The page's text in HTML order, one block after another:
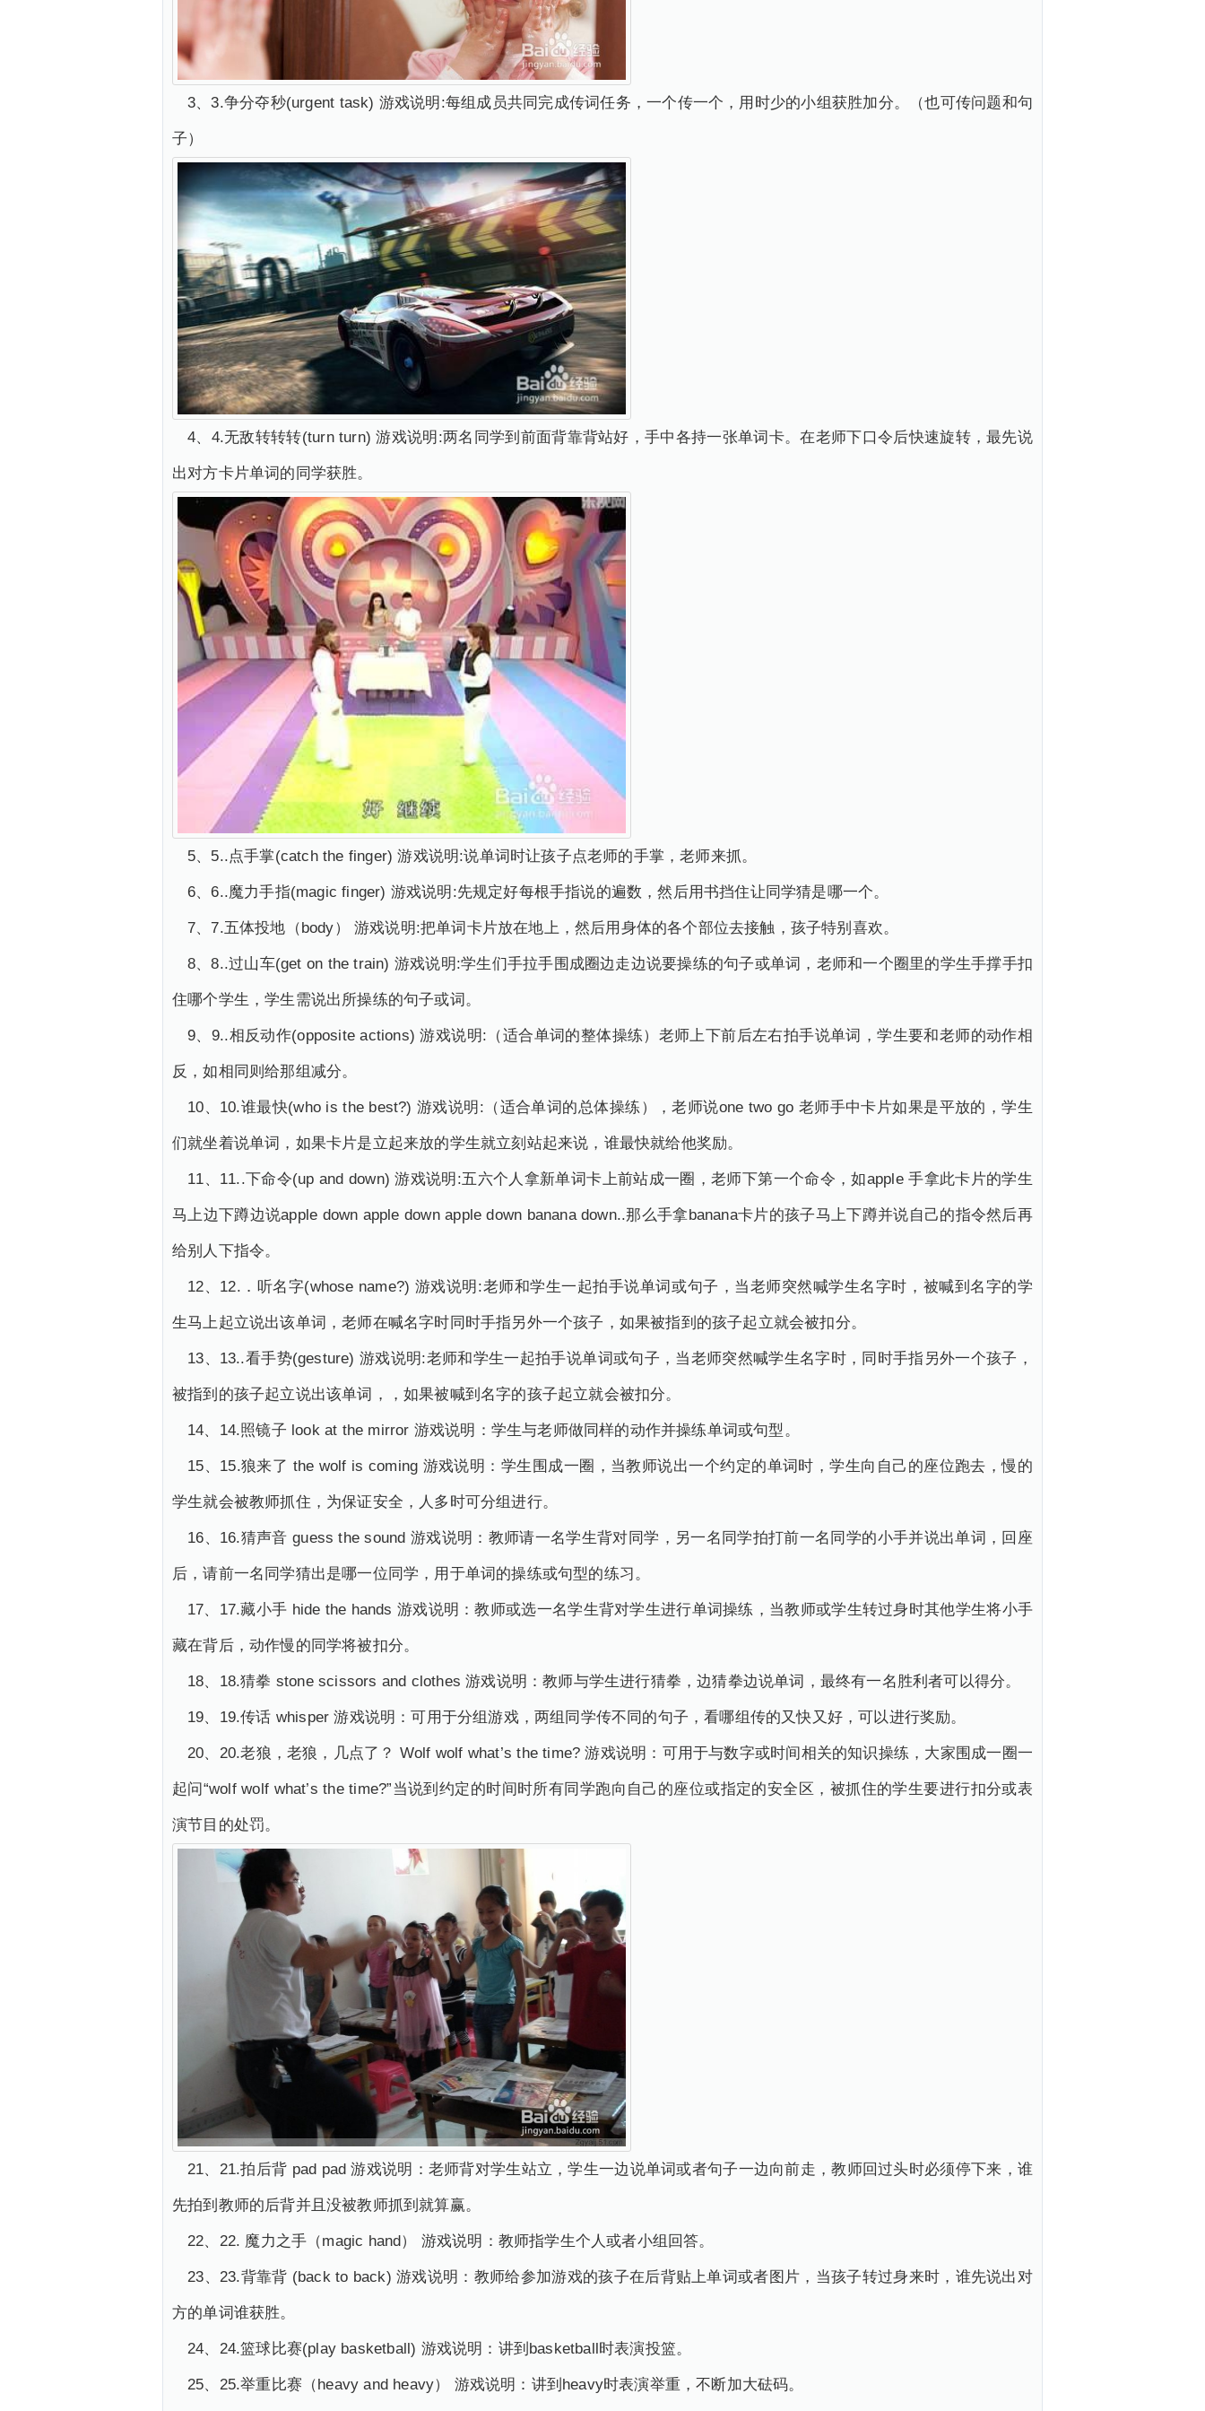
3、3.争分夺秒(urgent task) 游戏说明:每组成员共同完成传词任务，一个传一个，用时少的小组获胜加分。（也可传问题和句
子）
4、4.无敌转转转(turn turn) 游戏说明:两名同学到前面背靠背站好，手中各持一张单词卡。在老师下口令后快速旋转，最先说
出对方卡片单词的同学获胜。
5、5..点手掌(catch the finger) 游戏说明:说单词时让孩子点老师的手掌，老师来抓。
6、6..魔力手指(magic finger) 游戏说明:先规定好每根手指说的遍数，然后用书挡住让同学猜是哪一个。
7、7.五体投地（body） 游戏说明:把单词卡片放在地上，然后用身体的各个部位去接触，孩子特别喜欢。
8、8..过山车(get on the train) 游戏说明:学生们手拉手围成圈边走边说要操练的句子或单词，老师和一个圈里的学生手撑手扣
住哪个学生，学生需说出所操练的句子或词。
9、9..相反动作(opposite actions) 游戏说明:（适合单词的整体操练）老师上下前后左右拍手说单词，学生要和老师的动作相
反，如相同则给那组减分。
10、10.谁最快(who is the best?) 游戏说明:（适合单词的总体操练），老师说one two go 老师手中卡片如果是平放的，学生
们就坐着说单词，如果卡片是立起来放的学生就立刻站起来说，谁最快就给他奖励。
11、11..下命令(up and down) 游戏说明:五六个人拿新单词卡上前站成一圈，老师下第一个命令，如apple 手拿此卡片的学生
马上边下蹲边说apple down apple down apple down banana down..那么手拿banana卡片的孩子马上下蹲并说自己的指令然后再
给别人下指令。
12、12.．听名字(whose name?) 游戏说明:老师和学生一起拍手说单词或句子，当老师突然喊学生名字时，被喊到名字的学
生马上起立说出该单词，老师在喊名字时同时手指另外一个孩子，如果被指到的孩子起立就会被扣分。
13、13..看手势(gesture) 游戏说明:老师和学生一起拍手说单词或句子，当老师突然喊学生名字时，同时手指另外一个孩子，
被指到的孩子起立说出该单词，，如果被喊到名字的孩子起立就会被扣分。
14、14.照镜子 look at the mirror 游戏说明：学生与老师做同样的动作并操练单词或句型。
15、15.狼来了 the wolf is coming 游戏说明：学生围成一圈，当教师说出一个约定的单词时，学生向自己的座位跑去，慢的
学生就会被教师抓住，为保证安全，人多时可分组进行。
16、16.猜声音 guess the sound 游戏说明：教师请一名学生背对同学，另一名同学拍打前一名同学的小手并说出单词，回座
后，请前一名同学猜出是哪一位同学，用于单词的操练或句型的练习。
17、17.藏小手 hide the hands 游戏说明：教师或选一名学生背对学生进行单词操练，当教师或学生转过身时其他学生将小手
藏在背后，动作慢的同学将被扣分。
18、18.猜拳 stone scissors and clothes 游戏说明：教师与学生进行猜拳，边猜拳边说单词，最终有一名胜利者可以得分。
19、19.传话 whisper 游戏说明：可用于分组游戏，两组同学传不同的句子，看哪组传的又快又好，可以进行奖励。
20、20.老狼，老狼，几点了？ Wolf wolf what’s the time? 游戏说明：可用于与数字或时间相关的知识操练，大家围成一圈一
起问“wolf wolf what’s the time?”当说到约定的时间时所有同学跑向自己的座位或指定的安全区，被抓住的学生要进行扣分或表
演节目的处罚。
21、21.拍后背 pad pad 游戏说明：老师背对学生站立，学生一边说单词或者句子一边向前走，教师回过头时必须停下来，谁
先拍到教师的后背并且没被教师抓到就算赢。
22、22. 魔力之手（magic hand） 游戏说明：教师指学生个人或者小组回答。
23、23.背靠背 (back to back) 游戏说明：教师给参加游戏的孩子在后背贴上单词或者图片，当孩子转过身来时，谁先说出对
方的单词谁获胜。
24、24.篮球比赛(play basketball) 游戏说明：讲到basketball时表演投篮。
25、25.举重比赛（heavy and heavy） 游戏说明：讲到heavy时表演举重，不断加大砝码。